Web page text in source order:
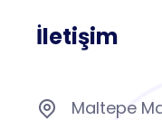
İletişim
Maltepe